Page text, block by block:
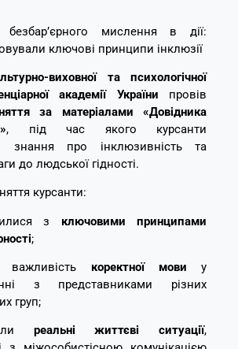
безбар’єрного мислення в дії:
ключові принципи інклюзії
виховної та психологічної
академії України провів
за матеріалами «Довідника
, під час якого курсанти
знання про інклюзивність та
до людської гідності.
курсанти:
з ключовими принципами
;
важливість коректної мови у
з представниками різних
груп;
реальні життєві ситуації,